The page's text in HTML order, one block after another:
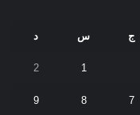
ج س د
1
2
7
8
9